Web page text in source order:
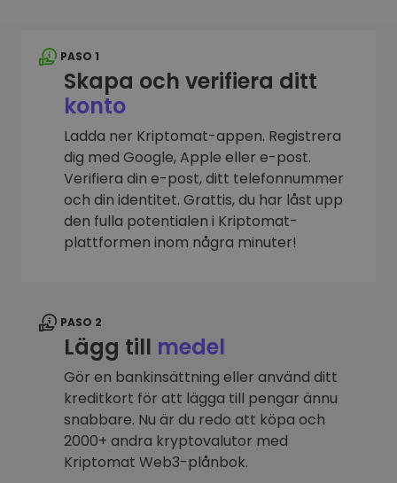
PASO 1
Skapa och verifiera ditt
konto
Ladda ner Kriptomat-appen. Registrera
dig med Google, Apple eller e-post.
Verifiera din e-post, ditt telefonnummer
och din identitet. Grattis, du har låst upp
den fulla potentialen i Kriptomat-
plattformen inom några minuter!
PASO 2
Lägg till medel
Gör en bankinsättning eller använd ditt
kreditkort för att lägga till pengar ännu
snabbare. Nu är du redo att köpa och
2000+ andra kryptovalutor med
Kriptomat Web3-plånbok.